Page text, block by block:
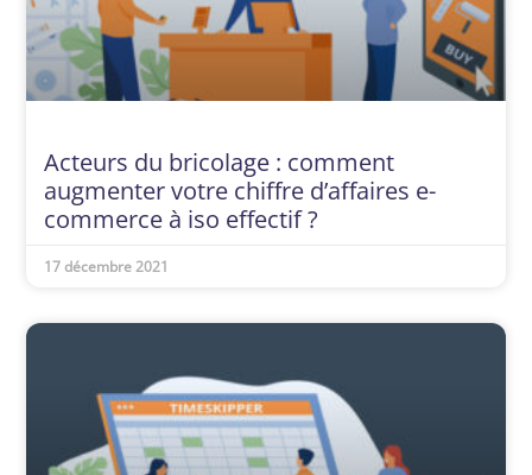
Acteurs du bricolage : comment
augmenter votre chiffre d’affaires e-
commerce à iso effectif ?
17 décembre 2021